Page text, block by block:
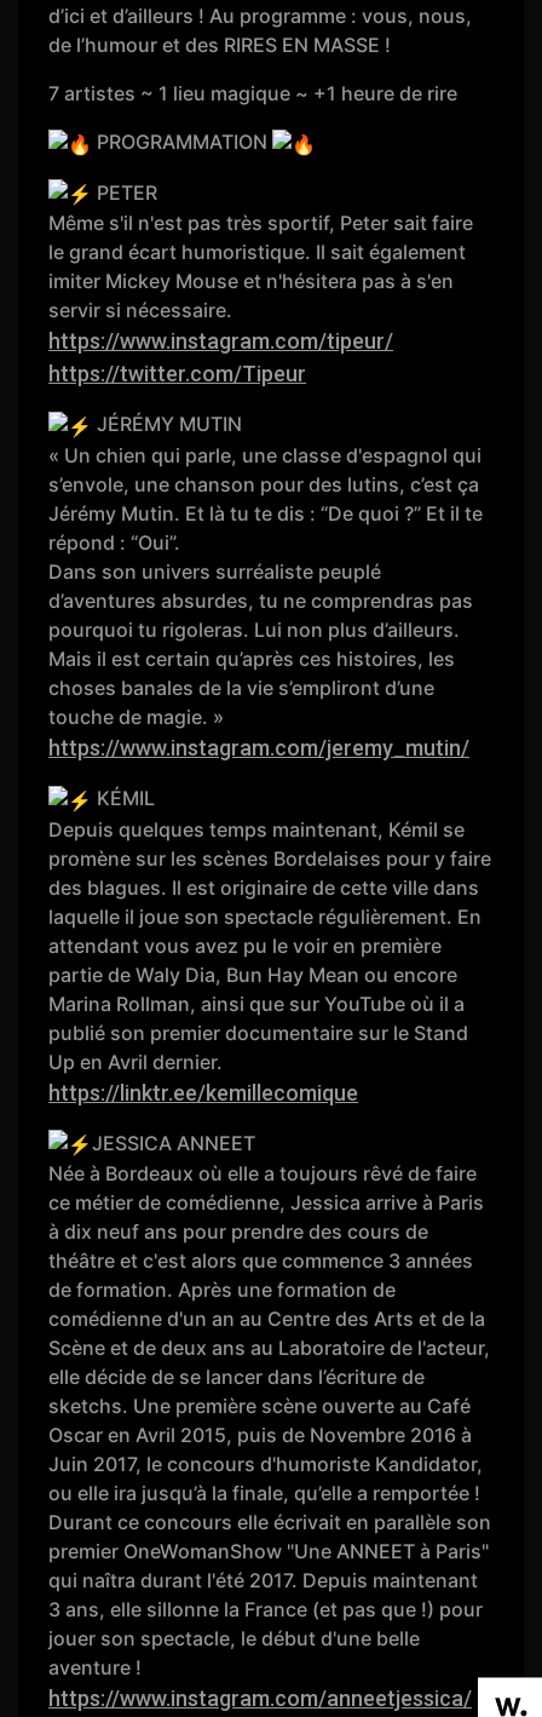
d’ici et d’ailleurs ! Au programme : vous, nous,
de l’humour et des RIRES EN MASSE !
7 artistes ~ 1 lieu magique ~ +1 heure de rire
PROGRAMMATION
PETER
Même s'il n'est pas très sportif, Peter sait faire
le grand écart humoristique. Il sait également
imiter Mickey Mouse et n'hésitera pas à s'en
servir si nécessaire.
https://www.instagram.com/tipeur/
https://twitter.com/Tipeur
JÉRÉMY MUTIN
« Un chien qui parle, une classe d'espagnol qui
s’envole, une chanson pour des lutins, c’est ça
Jérémy Mutin. Et là tu te dis : “De quoi ?” Et il te
répond : “Oui”.
Dans son univers surréaliste peuplé
d’aventures absurdes, tu ne comprendras pas
pourquoi tu rigoleras. Lui non plus d’ailleurs.
Mais il est certain qu’après ces histoires, les
choses banales de la vie s’empliront d’une
touche de magie. »
https://www.instagram.com/jeremy_mutin/
KÉMIL
Depuis quelques temps maintenant, Kémil se
promène sur les scènes Bordelaises pour y faire
des blagues. Il est originaire de cette ville dans
laquelle il joue son spectacle régulièrement. En
attendant vous avez pu le voir en première
partie de Waly Dia, Bun Hay Mean ou encore
Marina Rollman, ainsi que sur YouTube où il a
publié son premier documentaire sur le Stand
Up en Avril dernier.
https://linktr.ee/kemillecomique
JESSICA ANNEET
Née à Bordeaux où elle a toujours rêvé de faire
ce métier de comédienne, Jessica arrive à Paris
à dix neuf ans pour prendre des cours de
théâtre et c'est alors que commence 3 années
de formation. Après une formation de
comédienne d'un an au Centre des Arts et de la
Scène et de deux ans au Laboratoire de l'acteur,
elle décide de se lancer dans l’écriture de
sketchs. Une première scène ouverte au Café
Oscar en Avril 2015, puis de Novembre 2016 à
Juin 2017, le concours d'humoriste Kandidator,
ou elle ira jusqu’à la finale, qu’elle a remportée !
Durant ce concours elle écrivait en parallèle son
premier OneWomanShow "Une ANNEET à Paris"
qui naîtra durant l'été 2017. Depuis maintenant
3 ans, elle sillonne la France (et pas que !) pour
jouer son spectacle, le début d'une belle
aventure !
https://www.instagram.com/anneetjessica/